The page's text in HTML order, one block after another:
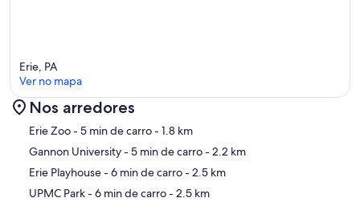
Mapa
Erie, PA
Ver no mapa
Nos arredores
Erie Zoo- 5 min de carro- 1.8 km
Gannon University- 5 min de carro- 2.2 km
Erie Playhouse- 6 min de carro- 2.5 km
UPMC Park- 6 min de carro- 2.5 km